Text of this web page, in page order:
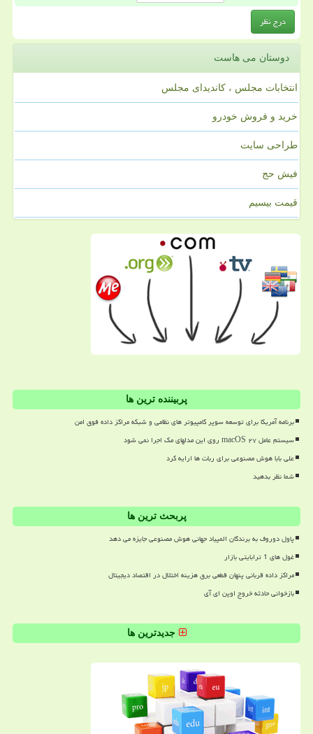
دوستان می هاست
انتخابات مجلس ، کاندیدای مجلس
خرید و فروش خودرو
طراحی سایت
فیش حج
قیمت بیسیم
پربیننده ترین ها
برنامه آمریکا برای توسعه سوپر کامپیوتر های نظامی و شبکه مراکز داده فوق امن
سیستم عامل macOS ۲۷ روی این مدلهای مک اجرا نمی شود
علی بابا هوش مصنوعی برای ربات ها ارایه کرد
شما نظر بدهید
پربحث ترین ها
پاول دوروف به برندگان المپیاد جهانی هوش مصنوعی جایزه می دهد
غول های 1 ترابایتی بازار
مراکز داده قربانی پنهان قطعی برق هزینه اختلال در اقتصاد دیجیتال
بازخوانی حادثه خروج اوپن ای آی
جدیدترین ها